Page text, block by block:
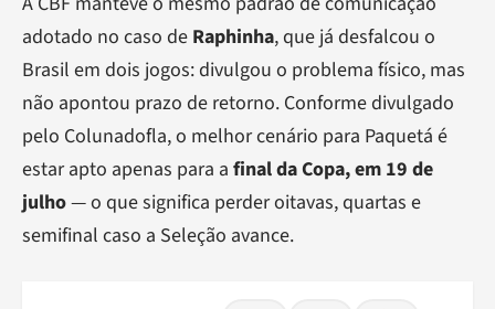
adotado no caso de Raphinha, que já desfalcou o
Brasil em dois jogos: divulgou o problema físico, mas
não apontou prazo de retorno. Conforme divulgado
pelo Colunadofla, o melhor cenário para Paquetá é
estar apto apenas para a final da Copa, em 19 de
julho— o que significa perder oitavas, quartas e
semifinal caso a Seleção avance.